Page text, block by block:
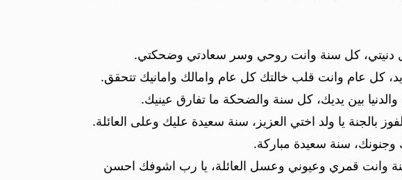
دنيتي، كل سنة وانت روحي وسر سعادتي وضحكتي.
كل عام وانت قلب خالتك كل عام وامالك وامانيك تتحقق.
بين يديك، كل سنة والضحكة ما تفارق عينيك.
بالجنة يا ولد اختي العزيز، سنة سعيدة عليك وعلى العائلة.
سنة سعيدة مباركة.
وانت قمري وعيوني وعسل العائلة، يا رب اشوفك احسن